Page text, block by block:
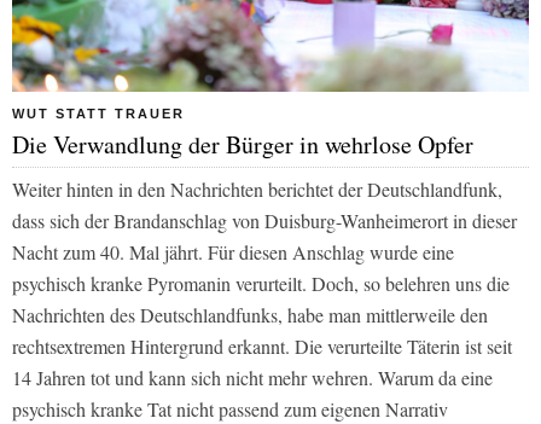
WUT STATT TRAUER
Die Verwandlung der Bürger in wehrlose Opfer
Weiter hinten in den Nachrichten berichtet derDeutschlandfunk,
dass sich der Brandanschlag von Duisburg-Wanheimerort in dieser
Nacht zum 40. Mal jährt. Für diesen Anschlag wurde eine
psychisch kranke Pyromanin verurteilt. Doch, so belehren uns die
Nachrichten desDeutschlandfunks, habe man mittlerweile den
rechtsextremen Hintergrund erkannt. Die verurteilte Täterin ist seit
14 Jahren tot und kann sich nicht mehr wehren. Warum da eine
psychisch kranke Tat nicht passend zum eigenen Narrativ